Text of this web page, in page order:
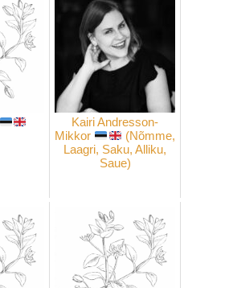
Kairi Andresson-
Mikkor
(Nõmme,
Laagri, Saku, Alliku,
Saue)